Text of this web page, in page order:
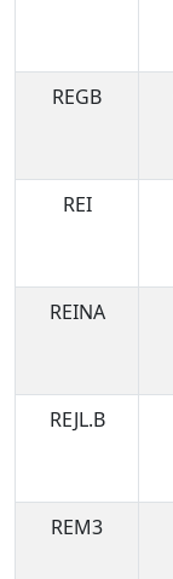
REGB
REI
REINA
REJL.B
REM3